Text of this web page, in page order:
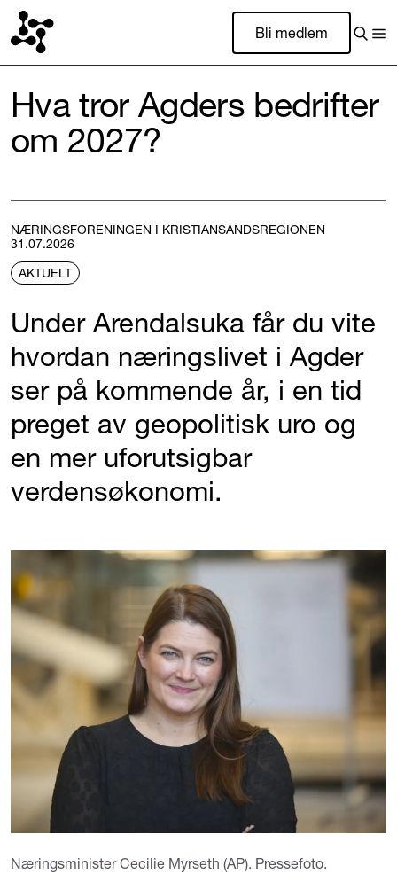
Bli medlem
Hva tror Agders bedrifter
om 2027?
NÆRINGSFORENINGEN I KRISTIANSANDSREGIONEN
31.07.2026
AKTUELT
Under Arendalsuka får du vite
hvordan næringslivet i Agder
ser på kommende år, i en tid
preget av geopolitisk uro og
en mer uforutsigbar
verdensøkonomi.
Næringsminister Cecilie Myrseth (AP). Pressefoto.